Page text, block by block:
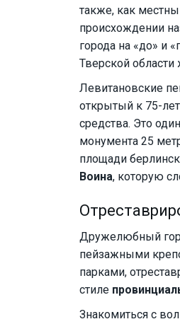
также, как
происхождении
города на «до» и
Тверской
Левитановские
открытый к 75-
средства. Это
монумента 25
площади
Воина, которую
Дружелюбный
пейзажными
парками,
стиле
Знакомиться с